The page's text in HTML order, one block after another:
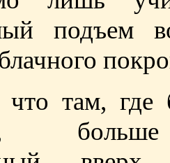
подъем
что там, где